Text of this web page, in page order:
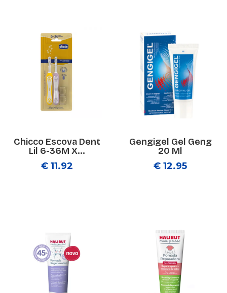
Chicco Escova Dent
Lil 6-36M X...
€ 11.92
Gengigel Gel Geng
20 Ml
€ 12.95